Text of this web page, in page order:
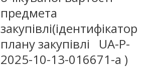
предмета
закупівлі(iдентифiкатор
плану закупiвлi UA-P-
2025-10-13-016671-a )